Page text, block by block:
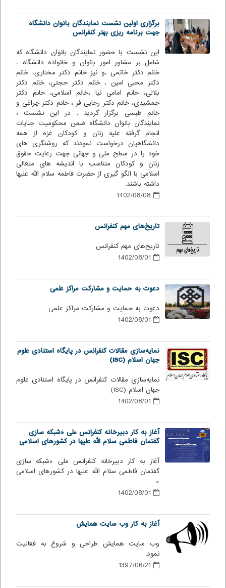
برگزاری اولین نشست نمایندگان بانوان دانشگاه
جهت برنامه ریزی بهتر کنفرانس
این نشست با حضور نمایندگان بانوان دانشگاه که
شامل بر مشاور امور بانوان و خانواده دانشگاه ،
خانم دکتر خاتمی ،و نیز خانم دکتر مختاری، خانم
دکتر محبی امین ، خانم دکتر حجتی، خانم دکتر
بلالی، خانم امامی نیا ،خانم اسلامی، خانم دکتر
جمشیدی، خانم دکتر رجایی فر ، خانم دکتر چراغی و
خانم طبسی برگزار گردید . در این نشست ،
نمایندگان بانوان دانشگاه ضمن محکومیت جنایات
انجام گرفته علیه زنان و کودکان غزه از همه
دانشگاهیان درخواست نمودند که روشنگری های
خود را در سطح ملی و جهانی جهت رعایت حقوق
زنان و کودکان متناسب با اندیشه های متعالی
اسلامی با الگو گیری از حضرت فاطمه سلام الله علیها
داشته باشند.
تاریخ‌های مهم کنفرانس
تاریخ‌های مهم کنفرانس
دعوت به حمایت و مشارکت مراکز علمی
دعوت به حمایت و مشارکت مراکز علمی
نمایه‌سازی مقالات کنفرانس در پایگاه استنادی علوم
جهان اسلام (ISC)
نمایه‌سازی مقالات کنفرانس در پایگاه استنادی علوم
جهان اسلام (ISC)
آغاز به کار دبیرخانه کنفرانس ملی «شبکه سازی
گفتمان فاطمی سلام الله علیها در کشورهای اسلامی
آغاز به کار دبیرخانه کنفرانس ملی «شبکه سازی
گفتمان فاطمی سلام الله علیها در کشورهای اسلامی
»
آغاز به کار وب سایت همایش
وب سایت همایش طراحی و شروع به فعالیت
نمود.